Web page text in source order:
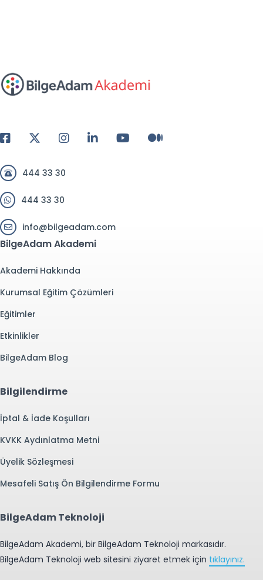
444 33 30
444 33 30
info@bilgeadam.com
BilgeAdam Akademi
Akademi Hakkında
Kurumsal Eğitim Çözümleri
Eğitimler
Etkinlikler
BilgeAdam Blog
Bilgilendirme
İptal & İade Koşulları
KVKK Aydınlatma Metni
Üyelik Sözleşmesi
Mesafeli Satış Ön Bilgilendirme Formu
BilgeAdam Teknoloji
BilgeAdam Akademi, bir BilgeAdam Teknoloji markasıdır.
BilgeAdam Teknoloji web sitesini ziyaret etmek için tıklayınız.